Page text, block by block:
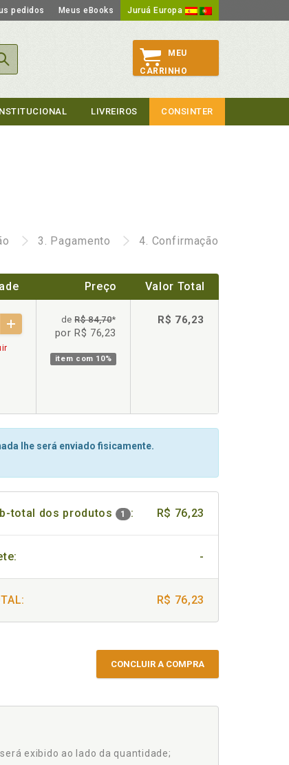
pedidos Meus eBooks Juruá Europa
MEU
CARRINHO
LIVREIROS CONSINTER
3. Pagamento 4. Confirmação
Preço Valor Total
deR$ 84,70*
por R$ 76,23
item com 10%
R$ 76,23
lhe será enviado fisicamente.
total dos produtos 1 : R$ 76,23
-
R$ 76,23
CONCLUIR A COMPRA
exibido ao lado da quantidade;